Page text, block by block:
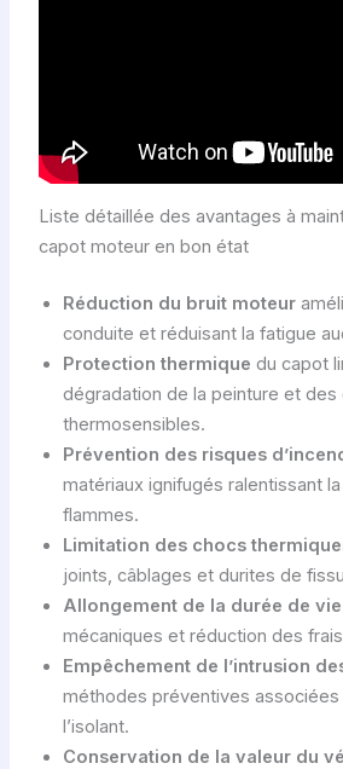
Liste détaillée des avantages à
capot moteur en bon état
Réduction du bruit moteur
conduite et réduisant la fatigue
Protection thermique du capot
dégradation de la peinture et des
thermosensibles.
Prévention des risques
matériaux ignifugés ralentissant
flammes.
Limitation des chocs
joints, câblages et durites de
Allongement de la durée de vie
mécaniques et réduction des
Empêchement de l’intrusion
méthodes préventives associées
l’isolant.
Conservation de la valeur du